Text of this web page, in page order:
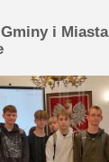
i Miasta